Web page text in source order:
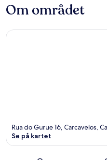
Om området
Rua do Gurue 16, Carcavelos,
Se på kartet